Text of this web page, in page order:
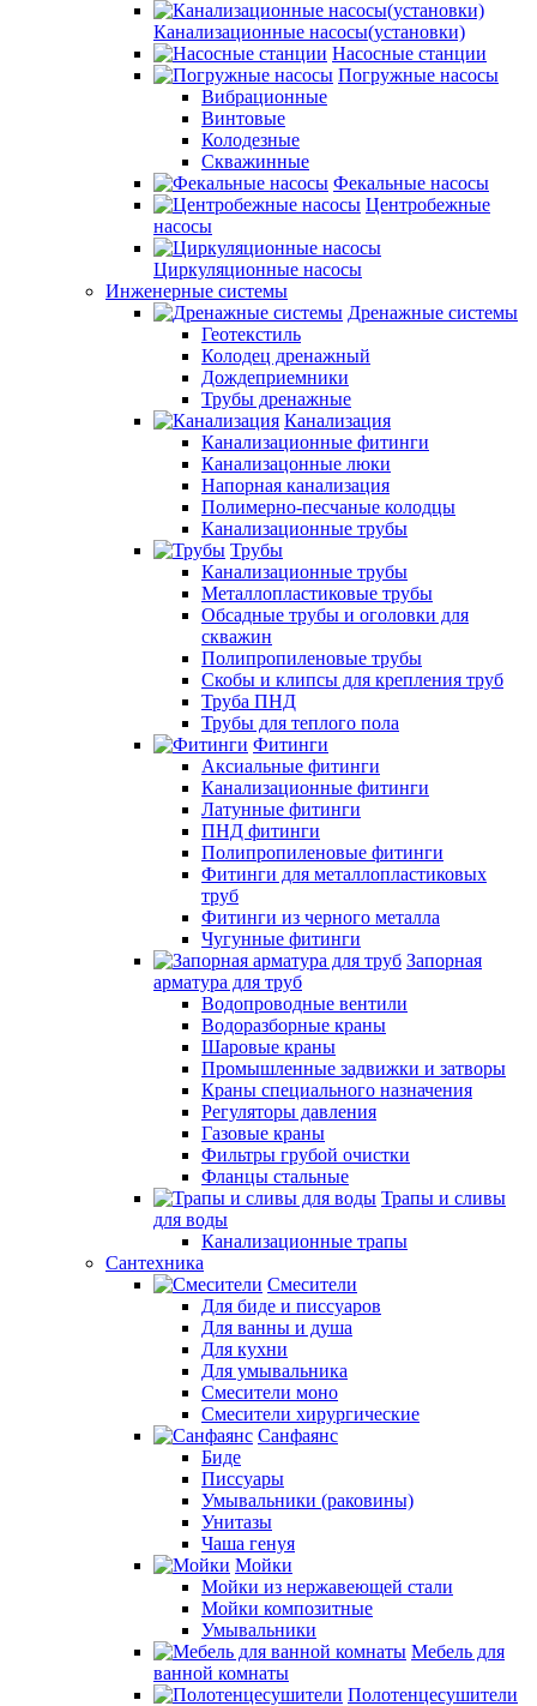
Канализационные насосы(установки)
Насосные станции
Погружные насосы
Вибрационные
Винтовые
Колодезные
Скважинные
Фекальные насосы
Центробежные
насосы
Циркуляционные насосы
Инженерные системы
Дренажные системы
Геотекстиль
Колодец дренажный
Дождеприемники
Трубы дренажные
Канализация
Канализационные фитинги
Канализацонные люки
Напорная канализация
Полимерно-песчаные колодцы
Канализационные трубы
Трубы
Канализационные трубы
Металлопластиковые трубы
Обсадные трубы и оголовки для
скважин
Полипропиленовые трубы
Скобы и клипсы для крепления труб
Труба ПНД
Трубы для теплого пола
Фитинги
Аксиальные фитинги
Канализационные фитинги
Латунные фитинги
ПНД фитинги
Полипропиленовые фитинги
Фитинги для металлопластиковых
труб
Фитинги из черного металла
Чугунные фитинги
Запорная
арматура для труб
Водопроводные вентили
Водоразборные краны
Шаровые краны
Промышленные задвижки и затворы
Краны специального назначения
Регуляторы давления
Газовые краны
Фильтры грубой очистки
Фланцы стальные
Трапы и сливы
для воды
Канализационные трапы
Сантехника
Смесители
Для биде и писсуаров
Для ванны и душа
Для кухни
Для умывальника
Смесители моно
Смесители хирургические
Санфаянс
Биде
Писсуары
Умывальники (раковины)
Унитазы
Чаша генуя
Мойки
Мойки из нержавеющей стали
Мойки композитные
Умывальники
Мебель для
ванной комнаты
Полотенцесушители